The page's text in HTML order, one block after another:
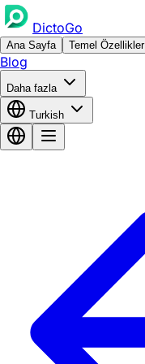
DictoGo
Ana Sayfa Temel Özellikler
Blog
Daha fazla
Turkish